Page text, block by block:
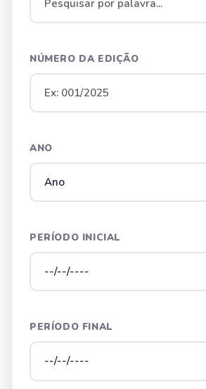
NÚMERO DA EDIÇÃO
ANO
PERÍODO INICIAL
PERÍODO FINAL